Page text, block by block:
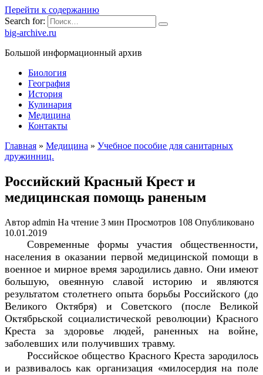
Перейти к содержанию
Search for:
big-archive.ru
Большой информационный архив
Биология
География
История
Кулинария
Медицина
Контакты
Главная » Медицина » Учебное пособие для санитарных
дружинниц.
Российский Красный Крест и
медицинская помощь раненым
Автор admin На чтение 3 мин Просмотров 108 Опубликовано
10.01.2019
Современные формы участия общественности,
населения в оказании первой медицинской помощи в
военное и мирное время зародились давно. Они имеют
большую, овеянную славой историю и являются
результатом столетнего опыта борьбы Российского (до
Великого Октября) и Советского (после Великой
Октябрьской социалистической революции) Красного
Креста за здоровье людей, раненных на войне,
заболевших или получивших травму.
Российское общество Красного Креста зародилось
и развивалось как организация «милосердия на поле